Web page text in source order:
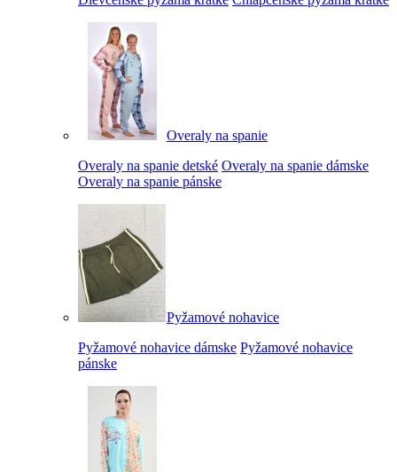
Overaly na spanie
Overaly na spanie detské Overaly na spanie dámske
Overaly na spanie pánske
Pyžamové nohavice
Pyžamové nohavice dámske Pyžamové nohavice
pánske